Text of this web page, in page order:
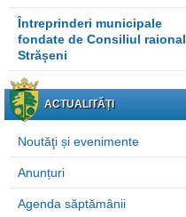
Întreprinderi municipale
fondate de Consiliul raional
Strășeni
ACTUALITĂȚI
Noutăţi și evenimente
Anunțuri
Agenda săptămânii